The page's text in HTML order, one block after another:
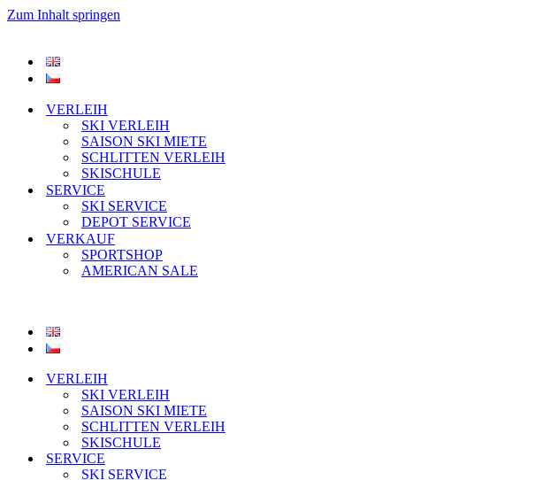
Zum Inhalt springen
VERLEIH
SKI VERLEIH
SAISON SKI MIETE
SCHLITTEN VERLEIH
SKISCHULE
SERVICE
SKI SERVICE
DEPOT SERVICE
VERKAUF
SPORTSHOP
AMERICAN SALE
VERLEIH
SKI VERLEIH
SAISON SKI MIETE
SCHLITTEN VERLEIH
SKISCHULE
SERVICE
SKI SERVICE